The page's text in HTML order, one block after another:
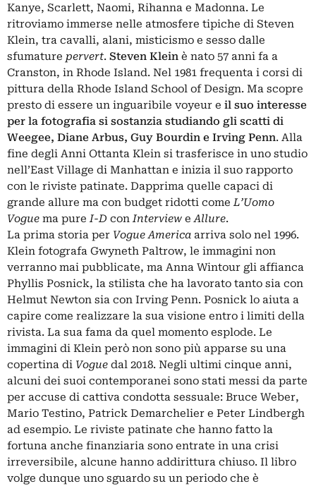
Kanye, Scarlett, Naomi, Rihanna e Madonna. Le
ritroviamo immerse nelle atmosfere tipiche di Steven
Klein, tra cavalli, alani, misticismo e sesso dalle
sfumature pervert. Steven Klein è nato 57 anni fa a
Cranston, in Rhode Island. Nel 1981 frequenta i corsi di
pittura della Rhode Island School of Design. Ma scopre
presto di essere un inguaribile voyeur e il suo interesse
per la fotografia si sostanzia studiando gli scatti di
Weegee, Diane Arbus, Guy Bourdin e Irving Penn. Alla
fine degli Anni Ottanta Klein si trasferisce in uno studio
nell’East Village di Manhattan e inizia il suo rapporto
con le riviste patinate. Dapprima quelle capaci di
grande allure ma con budget ridotti comeL’Uomo
Vogue ma pureI-D conInterview eAllure.
La prima storia per Vogue America arriva solo nel 1996.
Klein fotografa Gwyneth Paltrow, le immagini non
verranno mai pubblicate, ma Anna Wintour gli affianca
Phyllis Posnick, la stilista che ha lavorato tanto sia con
Helmut Newton sia con Irving Penn. Posnick lo aiuta a
capire come realizzare la sua visione entro i limiti della
rivista. La sua fama da quel momento esplode. Le
immagini di Klein però non sono più apparse su una
copertina di Vogue dal 2018. Negli ultimi cinque anni,
alcuni dei suoi contemporanei sono stati messi da parte
per accuse di cattiva condotta sessuale: Bruce Weber,
Mario Testino, Patrick Demarchelier e Peter Lindbergh
ad esempio. Le riviste patinate che hanno fatto la
fortuna anche finanziaria sono entrate in una crisi
irreversibile, alcune hanno addirittura chiuso. Il libro
volge dunque uno sguardo su un periodo che è